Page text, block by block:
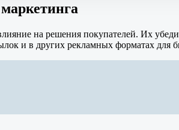
на решения покупателей. Их
и в других рекламных форматах